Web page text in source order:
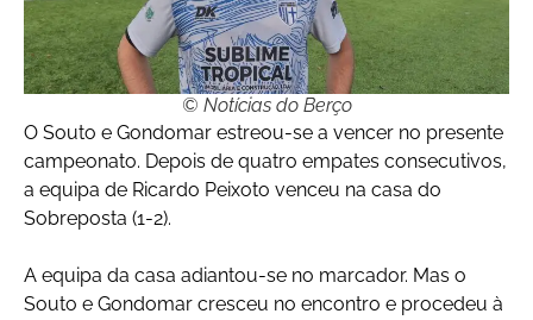
© Notícias do Berço
O Souto e Gondomar estreou-se a vencer no presente
campeonato. Depois de quatro empates consecutivos,
a equipa de Ricardo Peixoto venceu na casa do
Sobreposta (1-2).
A equipa da casa adiantou-se no marcador. Mas o
Souto e Gondomar cresceu no encontro e procedeu à